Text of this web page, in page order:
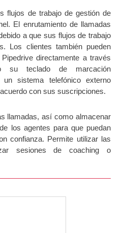
flujos de trabajo de gestión de
El enrutamiento de llamadas
a que sus flujos de trabajo
Los clientes también pueden
directamente a través
su teclado de marcación
sistema telefónico externo
con sus suscripciones.
llamadas, así como almacenar
los agentes para que puedan
confianza. Permite utilizar las
sesiones de coaching o